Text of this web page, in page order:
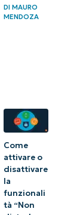
DI MAURO
MENDOZA
Come
attivare o
disattivare
la
funzionali
tà “Non